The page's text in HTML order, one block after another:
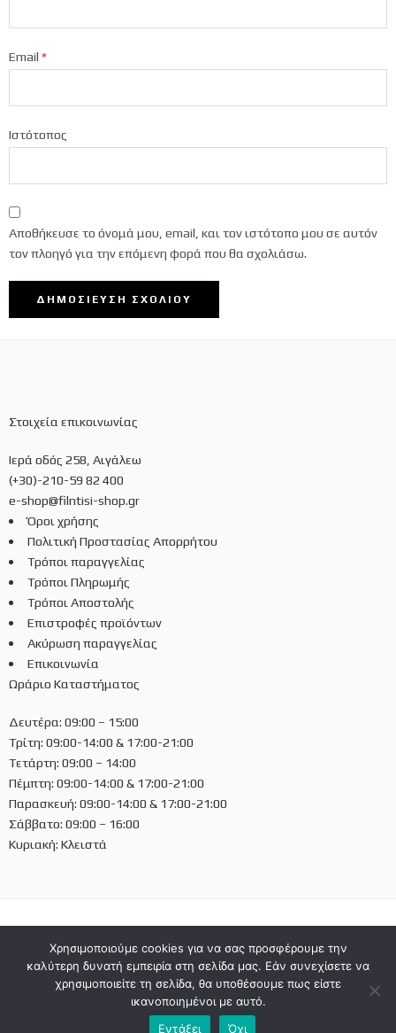
Email *
Ιστότοπος
Αποθήκευσε το όνομά μου, email, και τον ιστότοπο μου σε αυτόν
τον πλοηγό για την επόμενη φορά που θα σχολιάσω.
Στοιχεία επικοινωνίας
Ιερά οδός 258, Αιγάλεω
(+30)-210-59 82 400
e-shop@filntisi-shop.gr
Όροι χρήσης
Πολιτική Προστασίας Απορρήτου
Τρόποι παραγγελίας
Τρόποι Πληρωμής
Τρόποι Αποστολής
Επιστροφές προϊόντων
Ακύρωση παραγγελίας
Επικοινωνία
Ωράριο Καταστήματος
Δευτέρα: 09:00 – 15:00
Τρίτη: 09:00-14:00 & 17:00-21:00
Τετάρτη: 09:00 – 14:00
Πέμπτη: 09:00-14:00 & 17:00-21:00
Παρασκευή: 09:00-14:00 & 17:00-21:00
Σάββατο: 09:00 – 16:00
Κυριακή: Κλειστά
Ελληνικά
Χρησιμοποιούμε cookies για να σας προσφέρουμε την
καλύτερη δυνατή εμπειρία στη σελίδα μας. Εάν συνεχίσετε να
χρησιμοποιείτε τη σελίδα, θα υποθέσουμε πως είστε
ικανοποιημένοι με αυτό.
Εντάξει
Όχι